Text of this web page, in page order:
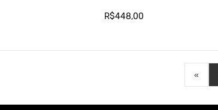
R$448,00
«